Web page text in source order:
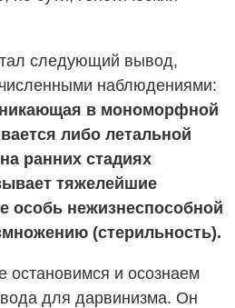
следующий вывод,
наблюдениями:
в мономорфной
либо летальной
ранних стадиях
тяжелейшие
особь нежизнеспособной
(стерильность).
остановимся и осознаем
для дарвинизма. Он